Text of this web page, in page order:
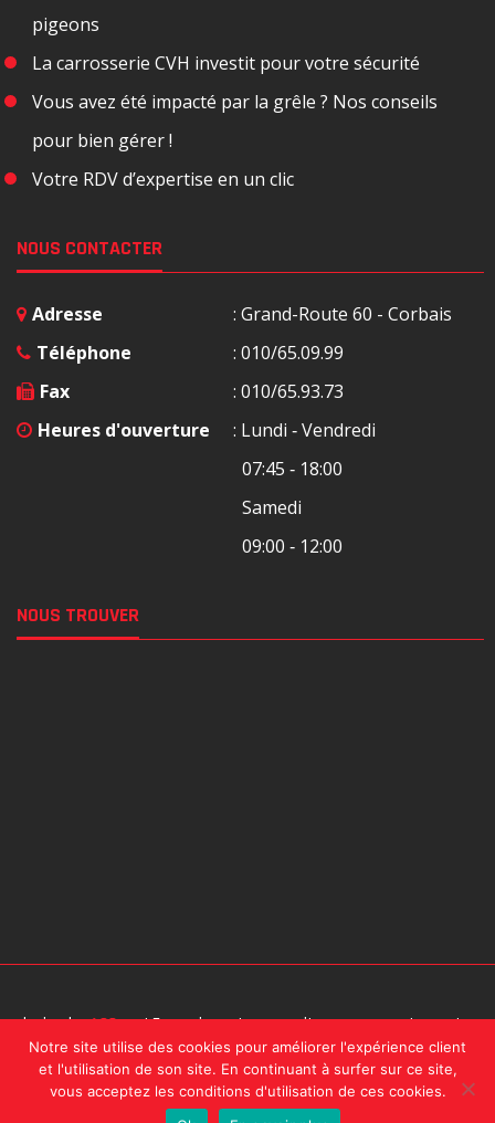
pigeons
La carrosserie CVH investit pour votre sécurité
Vous avez été impacté par la grêle ? Nos conseils
pour bien gérer !
Votre RDV d’expertise en un clic
NOUS CONTACTER
Adresse
: Grand-Route 60 - Corbais
Téléphone
: 010/65.09.99
Fax
: 010/65.93.73
Heures d'ouverture
: Lundi ‐ Vendredi
07:45 ‐ 18:00
Samedi
09:00 ‐ 12:00
NOUS TROUVER
design byA2Com| En naviguant sur ce site, vous acceptez notre
politique de confidentialité.
Notre site utilise des cookies pour améliorer l'expérience client
et l'utilisation de son site. En continuant à surfer sur ce site,
vous acceptez les conditions d'utilisation de ces cookies.